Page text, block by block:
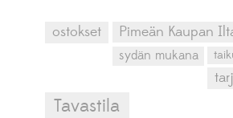
ostokset Pimeän Kaupan
sydän mukana
Tavastila